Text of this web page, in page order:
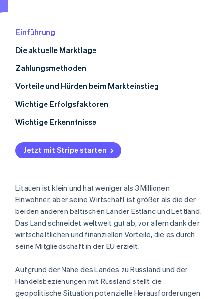
CO₂-Entnahme
Identity
Online-Identitätsprüfung
Jetzt ansehen
Einführung
Die aktuelle Marktlage
Zahlungsmethoden
Nutzung
Trends:
Vorteile und Hürden beim Markteinstieg
Steuern
Rückbuchungen und Zahlungsanfechtungen
Internationale Zahlungen
Sicherheit und Datenschutz
Wichtige Erfolgsfaktoren
Wichtige Erkenntnisse
An lokale Präferenzen anpassen
Sicherheit und Datenschutz priorisieren
Jetzt mit Stripe starten
Litauen ist klein und hat weniger als 3 Millionen
Einwohner, aber seine Wirtschaft ist größer als die der
beiden anderen baltischen Länder Estland und Lettland.
Das Land schneidet weltweit gut ab, vor allem dank der
wirtschaftlichen und finanziellen Vorteile, die es durch
seine Mitgliedschaft in der EU erzielt.
Aufgrund der Nähe des Landes zu Russland und der
Handelsbeziehungen mit Russland stellt die
geopolitische Situation potenzielle Herausforderungen